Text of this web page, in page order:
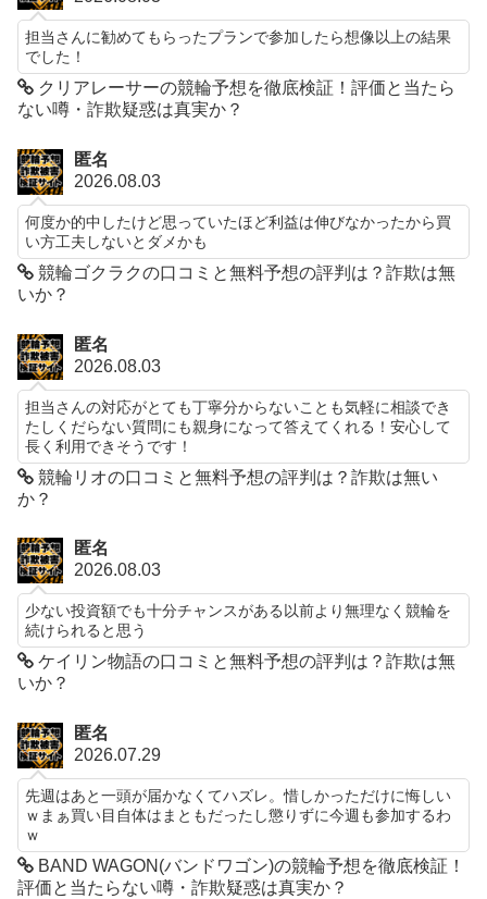
担当さんに勧めてもらったプランで参加したら想像以上の結果
でした！
クリアレーサーの競輪予想を徹底検証！評価と当たら
ない噂・詐欺疑惑は真実か？
匿名
2026.08.03
何度か的中したけど思っていたほど利益は伸びなかったから買
い方工夫しないとダメかも
競輪ゴクラクの口コミと無料予想の評判は？詐欺は無
いか？
匿名
2026.08.03
担当さんの対応がとても丁寧分からないことも気軽に相談でき
たしくだらない質問にも親身になって答えてくれる！安心して
長く利用できそうです！
競輪リオの口コミと無料予想の評判は？詐欺は無い
か？
匿名
2026.08.03
少ない投資額でも十分チャンスがある以前より無理なく競輪を
続けられると思う
ケイリン物語の口コミと無料予想の評判は？詐欺は無
いか？
匿名
2026.07.29
先週はあと一頭が届かなくてハズレ。惜しかっただけに悔しい
ｗまぁ買い目自体はまともだったし懲りずに今週も参加するわ
ｗ
BAND WAGON(バンドワゴン)の競輪予想を徹底検証！
評価と当たらない噂・詐欺疑惑は真実か？